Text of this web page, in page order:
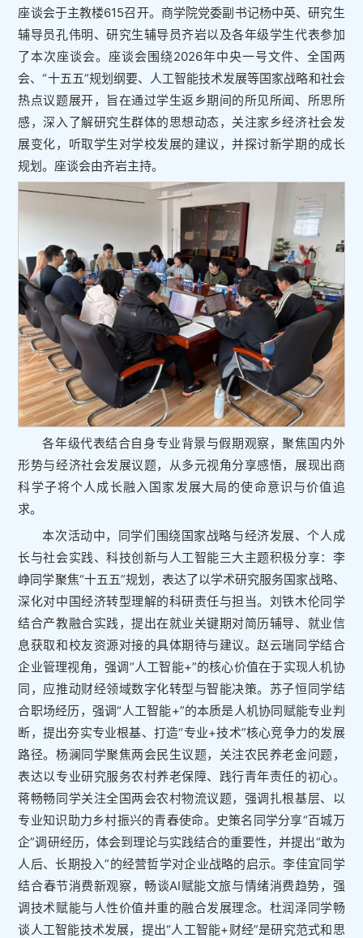
座谈会于主教楼615召开。商学院党委副书记杨中英、研究生
辅导员孔伟明、研究生辅导员齐岩以及各年级学生代表参加
了本次座谈会。座谈会围绕2026年中央一号文件、全国两
会、“十五五”规划纲要、人工智能技术发展等国家战略和社会
热点议题展开，旨在通过学生返乡期间的所见所闻、所思所
感，深入了解研究生群体的思想动态，关注家乡经济社会发
展变化，听取学生对学校发展的建议，并探讨新学期的成长
规划。座谈会由齐岩主持。
各年级代表结合自身专业背景与假期观察，聚焦国内外
形势与经济社会发展议题，从多元视角分享感悟，展现出商
科学子将个人成长融入国家发展大局的使命意识与价值追
求。
本次活动中，同学们围绕国家战略与经济发展、个人成
长与社会实践、科技创新与人工智能三大主题积极分享：李
峥同学聚焦“十五五”规划，表达了以学术研究服务国家战略、
深化对中国经济转型理解的科研责任与担当。刘铁木伦同学
结合产教融合实践，提出在就业关键期对简历辅导、就业信
息获取和校友资源对接的具体期待与建议。赵云瑞同学结合
企业管理视角，强调“人工智能+”的核心价值在于实现人机协
同，应推动财经领域数字化转型与智能决策。苏子恒同学结
合职场经历，强调“人工智能+”的本质是人机协同赋能专业判
断，提出夯实专业根基、打造“专业+技术”核心竞争力的发展
路径。杨澜同学聚焦两会民生议题，关注农民养老金问题，
表达以专业研究服务农村养老保障、践行青年责任的初心。
蒋畅畅同学关注全国两会农村物流议题，强调扎根基层、以
专业知识助力乡村振兴的青春使命。史策名同学分享“百城万
企”调研经历，体会到理论与实践结合的重要性，并提出“敢为
人后、长期投入”的经营哲学对企业战略的启示。李佳宜同学
结合春节消费新观察，畅谈AI赋能文旅与情绪消费趋势，强
调技术赋能与人性价值并重的融合发展理念。杜润泽同学畅
谈人工智能技术发展，提出“人工智能+财经”是研究范式和思